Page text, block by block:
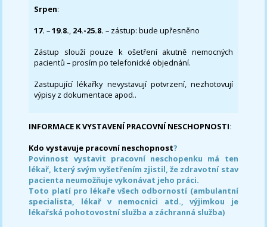
Srpen:
17. –19.8., 24.-25.8. – zástup: bude upřesněno
Zástup slouží pouze k ošetření akutně nemocných
pacientů – prosím po telefonické objednání.
Zastupující lékařky nevystavují potvrzení, nezhotovují
výpisy z dokumentace apod..
INFORMACE K VYSTAVENÍ PRACOVNÍ NESCHOPNOSTI:
Kdo vystavuje pracovní neschopnost?
Povinnost vystavit pracovní neschopenku má ten
lékař, který svým vyšetřením zjistil, že zdravotní stav
pacienta neumožňuje vykonávat jeho práci.
Toto platí pro lékaře všech odborností (ambulantní
specialista, lékař v nemocnici atd., výjimkou je
lékařská pohotovostní služba a záchranná služba)